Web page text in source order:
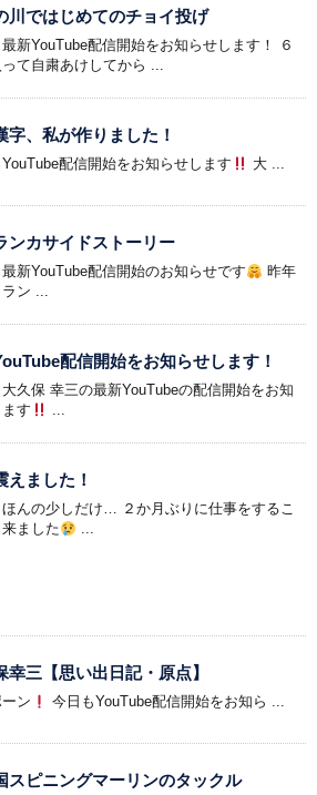
川ではじめてのチョイ投げ
新YouTube配信開始をお知らせします！ ６
って自粛あけしてから ...
字、私が作りました！
配信開始をお知らせします 大 ...
ンカサイドストーリー
新YouTube配信開始のお知らせです
昨年
ン ...
配信開始をお知らせします！
久保 幸三の最新YouTubeの配信開始をお知
す
...
えました！
んの少しだけ… ２か月ぶりに仕事をするこ
ました
...
幸三【思い出日記・原点】
ン 今日もYouTube配信開始をお知ら ...
スピニングマーリンのタックル